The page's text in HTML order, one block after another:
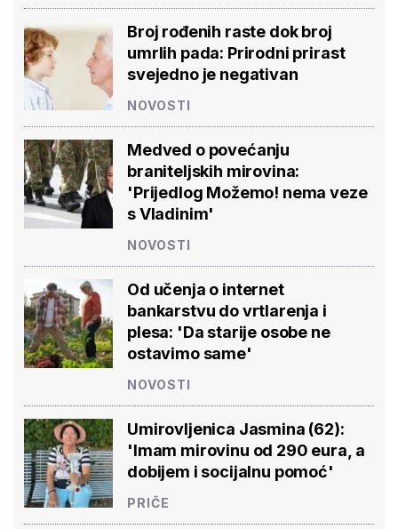
Broj rođenih raste dok broj
umrlih pada: Prirodni prirast
svejedno je negativan
NOVOSTI
Medved o povećanju
braniteljskih mirovina:
'Prijedlog Možemo! nema veze
s Vladinim'
NOVOSTI
Od učenja o internet
bankarstvu do vrtlarenja i
plesa: 'Da starije osobe ne
ostavimo same'
NOVOSTI
Umirovljenica Jasmina (62):
'Imam mirovinu od 290 eura, a
dobijem i socijalnu pomoć'
PRIČE